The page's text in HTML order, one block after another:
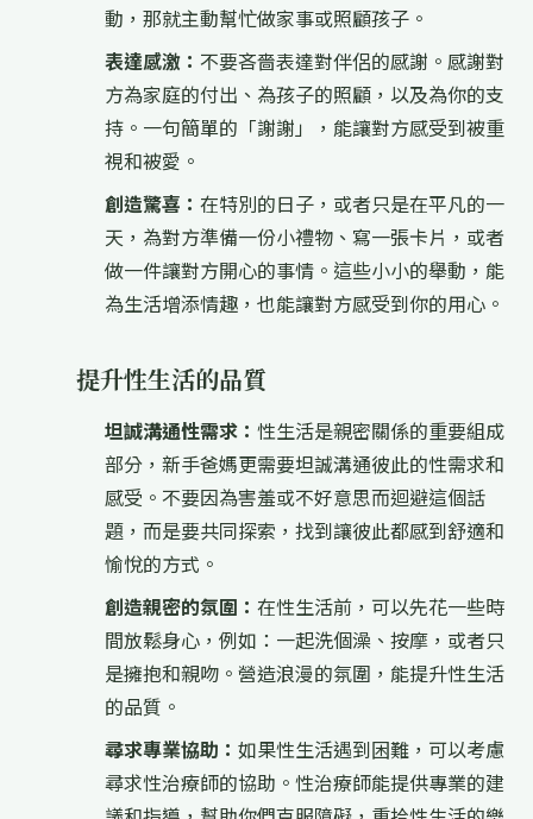
動，那就主動幫忙做家事或照顧孩子。
表達感激： 不要吝嗇表達對伴侶的感謝。感謝對
方為家庭的付出、為孩子的照顧，以及為你的支
持。一句簡單的「謝謝」，能讓對方感受到被重
視和被愛。
創造驚喜： 在特別的日子，或者只是在平凡的一
天，為對方準備一份小禮物、寫一張卡片，或者
做一件讓對方開心的事情。這些小小的舉動，能
為生活增添情趣，也能讓對方感受到你的用心。
提升性生活的品質
坦誠溝通性需求： 性生活是親密關係的重要組成
部分，新手爸媽更需要坦誠溝通彼此的性需求和
感受。不要因為害羞或不好意思而迴避這個話
題，而是要共同探索，找到讓彼此都感到舒適和
愉悅的方式。
創造親密的氛圍： 在性生活前，可以先花一些時
間放鬆身心，例如：一起洗個澡、按摩，或者只
是擁抱和親吻。營造浪漫的氛圍，能提升性生活
的品質。
尋求專業協助： 如果性生活遇到困難，可以考慮
尋求性治療師的協助。性治療師能提供專業的建